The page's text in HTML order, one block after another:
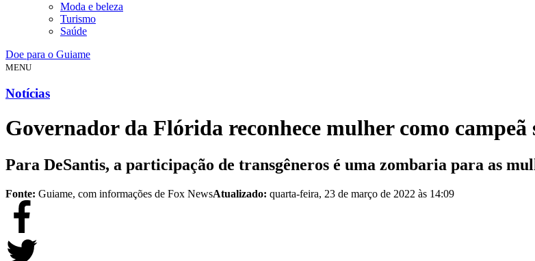
Moda e beleza
Turismo
Saúde
Doe para o Guiame
MENU
Notícias
Governador da Flórida reconhece mulher como campeã
Para DeSantis, a participação de transgêneros é uma zombaria para as
Fonte: Guiame, com informações de Fox NewsAtualizado: quarta-feira, 23 de março de 2022 às 14:09